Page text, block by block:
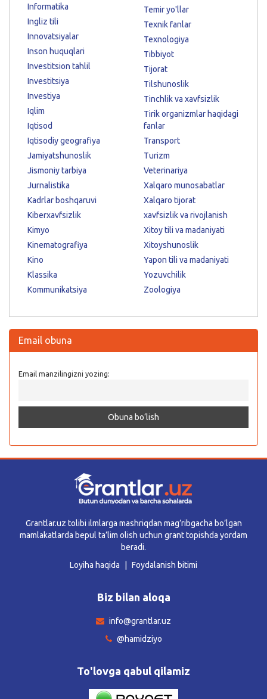
Informatika
Ingliz tili
Innovatsiyalar
Inson huquqlari
Investitsion tahlil
Investitsiya
Investiya
Iqlim
Iqtisod
Iqtisodiy geografiya
Jamiyatshunoslik
Jismoniy tarbiya
Jurnalistika
Kadrlar boshqaruvi
Kiberxavfsizlik
Kimyo
Kinematografiya
Kino
Klassika
Kommunikatsiya
Temir yo'llar
Texnik fanlar
Texnologiya
Tibbiyot
Tijorat
Tilshunoslik
Tinchlik va xavfsizlik
Tirik organizmlar haqidagi
fanlar
Transport
Turizm
Veterinariya
Xalqaro munosabatlar
Xalqaro tijorat
xavfsizlik va rivojlanish
Xitoy tili va madaniyati
Xitoyshunoslik
Yapon tili va madaniyati
Yozuvchilik
Zoologiya
Email obuna
Email manzilingizni yozing:
Grantlar.uz tolibi ilmlarga mashriqdan mag’ribgacha bo’lgan
mamlakatlarda bepul ta’lim olish uchun grant topishda yordam
beradi.
Loyiha haqida
Foydalanish bitimi
Biz bilan aloqa
info@grantlar.uz
@hamidziyo
To'lovga qabul qilamiz